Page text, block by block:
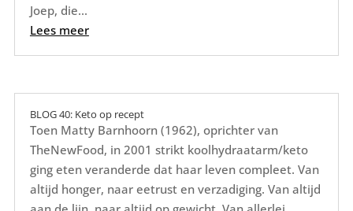
Joep, die...
Lees meer
BLOG 40: Keto op recept
Toen Matty Barnhoorn (1962), oprichter van
TheNewFood, in 2001 strikt koolhydraatarm/keto
ging eten veranderde dat haar leven compleet. Van
altijd honger, naar eetrust en verzadiging. Van altijd